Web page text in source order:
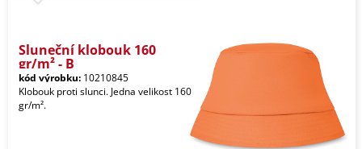
Sluneční klobouk 160
gr/m² - B
kód výrobku: 10210845
Klobouk proti slunci. Jedna velikost 160
gr/m².